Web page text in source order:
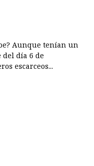
Aunque tenían un
del día 6 de
escarceos...